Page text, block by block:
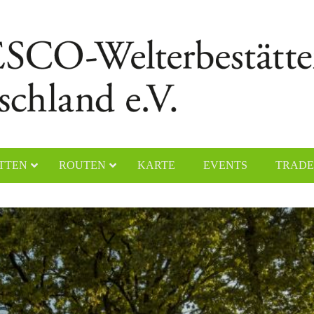
Dom
Dom
„Die Wies“
Lorsch
Naumburger Dom
Klosteranlage Maulbronn
Kölner Dom
Klosterinsel Reichenau
ROUTEN KARTE EVENTS